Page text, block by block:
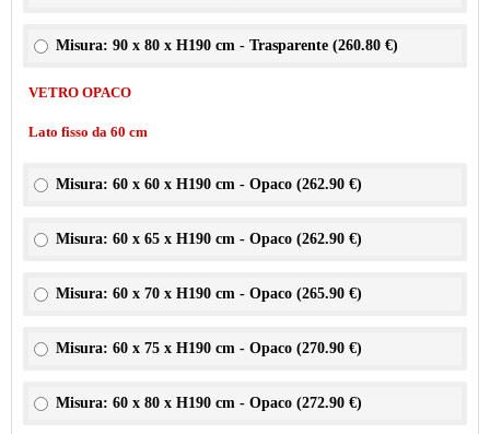
Misura: 90 x 80 x H190 cm - Trasparente (260.80 €)
VETRO OPACO
Lato fisso da 60 cm
Misura: 60 x 60 x H190 cm - Opaco (262.90 €)
Misura: 60 x 65 x H190 cm - Opaco (262.90 €)
Misura: 60 x 70 x H190 cm - Opaco (265.90 €)
Misura: 60 x 75 x H190 cm - Opaco (270.90 €)
Misura: 60 x 80 x H190 cm - Opaco (272.90 €)